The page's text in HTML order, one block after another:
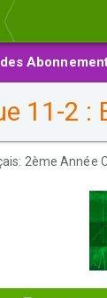
11-2 :
2ème Année